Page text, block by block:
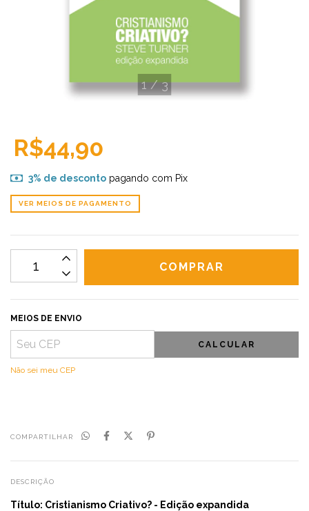
1/3
R$44,90
3% de descontopagando com Pix
VER MEIOS DE PAGAMENTO
MEIOS DE ENVIO
CALCULAR
Não sei meu CEP
COMPARTILHAR
DESCRIÇÃO
Título: Cristianismo Criativo? - Edição expandida